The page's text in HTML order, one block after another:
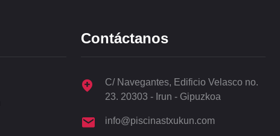
Contáctanos
C/ Navegantes, Edificio Velasco no.
23. 20303 - Irun - Gipuzkoa
info@piscinastxukun.com